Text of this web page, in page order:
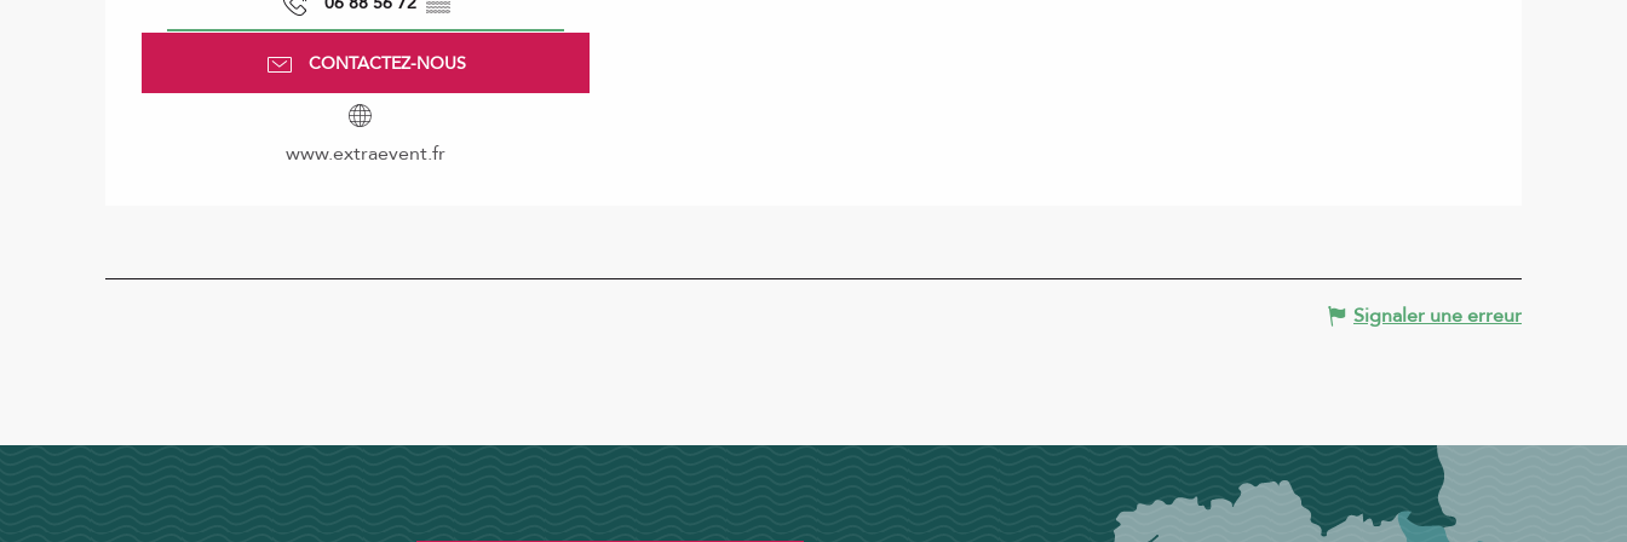
CONTACTEZ-NOUS
www.extraevent.fr
Signaler une erreur